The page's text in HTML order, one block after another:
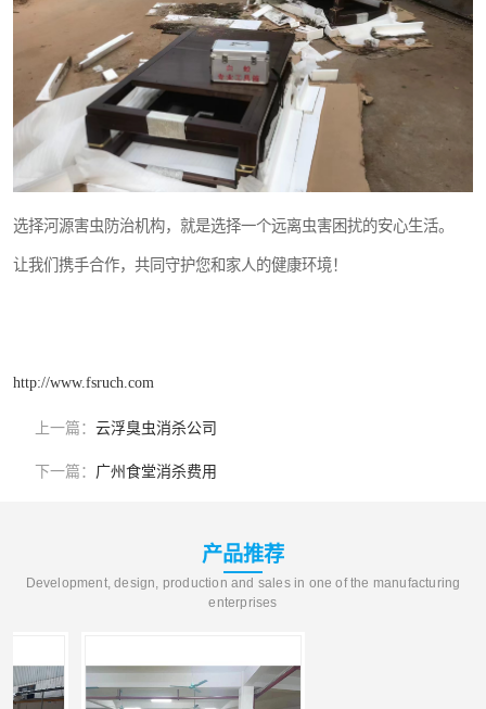
选择河源害虫防治机构，就是选择一个远离虫害困扰的安心生活。
让我们携手合作，共同守护您和家人的健康环境！
http://www.fsruch.com
上一篇： 云浮臭虫消杀公司
下一篇： 广州食堂消杀费用
产品推荐
Development, design, production and sales in one of the manufacturing
enterprises